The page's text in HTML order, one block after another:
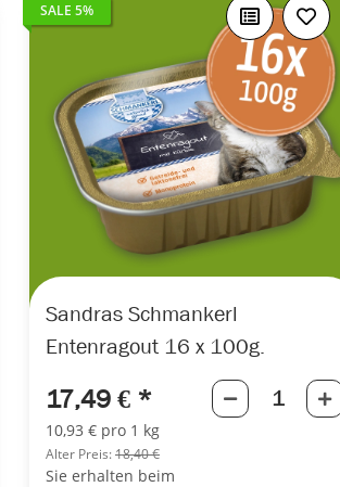
SALE 5%
Sandras Schmankerl
Entenragout 16 x 100g.
17,49 € *
10,93 € pro 1 kg
Alter Preis:18,40 €
Sie erhalten beim